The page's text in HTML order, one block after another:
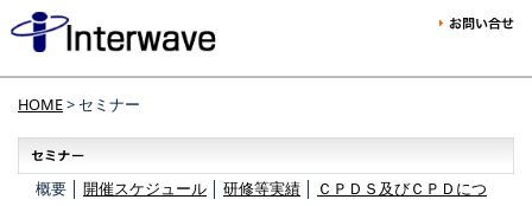
HOME> セミナー
概要 │ 開催スケジュール 研修等実績
ＣＰＤＳ及びＣＰＤにつ